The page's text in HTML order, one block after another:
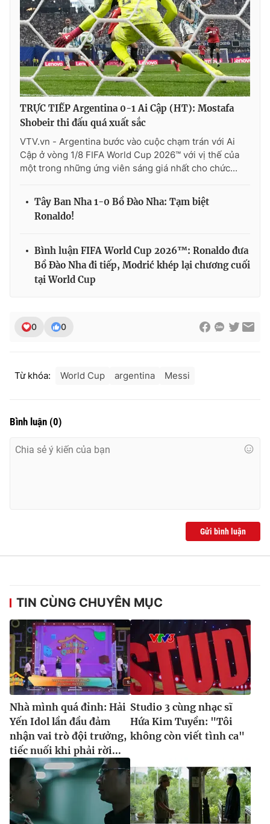
Ðiện thoại Thời báo VTV:024.66 897 897
Email:toasoan@vtv.vn
Liên hệ quảng cáo:024-7300.7108
® Cấm sao chép dưới mọi hình thức nếu không có sự chấp
thuận bằng văn bản. Ghi rõ nguồn VTV.vn khi phát hành lại
TRỰC TIẾP Argentina 0-1 Ai Cập (HT): Mostafa
Shobeir thi đấu quá xuất sắc
VTV.vn - Argentina bước vào cuộc chạm trán với Ai
Cập ở vòng 1/8 FIFA World Cup 2026™ với vị thế của
một trong những ứng viên sáng giá nhất cho chức...
Tây Ban Nha 1-0 Bồ Đào Nha: Tạm biệt
Ronaldo!
Bình luận FIFA World Cup 2026™: Ronaldo đưa
Bồ Đào Nha đi tiếp, Modrić khép lại chương cuối
tại World Cup
0 0
Từ khóa: World Cup argentina Messi
Bình luận (0)
Gửi bình luận
TIN CÙNG CHUYÊN MỤC
Nhà mình quá đỉnh: Hải
Yến Idol lần đầu đảm
nhận vai trò đội trưởng,
tiếc nuối khi phải rời...
Studio 3 cùng nhạc sĩ
Hứa Kim Tuyền: "Tôi
không còn viết tình ca"